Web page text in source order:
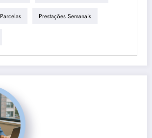
Parcelas Prestações Semanais